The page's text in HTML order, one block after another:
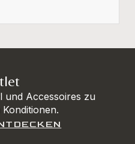
und Accessoires zu